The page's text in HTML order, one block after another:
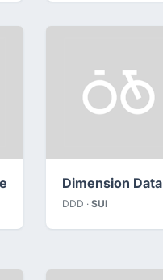
Dimension Data
DDD · SUI